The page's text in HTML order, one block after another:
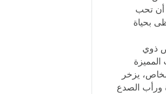
أن تحب
بحياة
ذوي
المميزة
يزخر
ورأب الصدع